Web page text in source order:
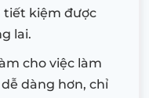
tiết kiệm được
lai.
cho việc làm
dàng hơn, chỉ